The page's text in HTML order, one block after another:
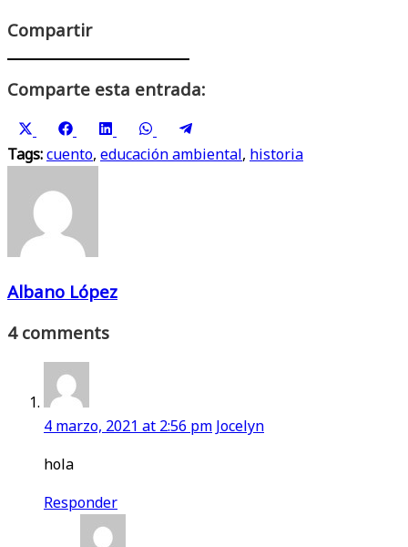
Compartir
Comparte esta entrada:
Compartir
en
(Twitter)
Compartir
en
Compartir
en
Compartir
en
en
Tags:cuento, educación ambiental, historia
Albano López
4 comments
4 marzo, 2021 at 2:56 pm Jocelyn
hola
Responder